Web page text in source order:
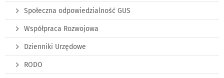
Społeczna odpowiedzialność GUS
Współpraca Rozwojowa
Dzienniki Urzędowe
RODO